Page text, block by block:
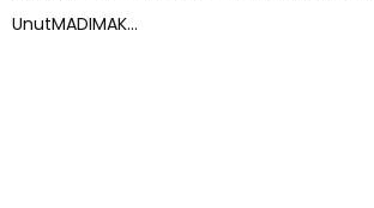
UnutMADIMAK…